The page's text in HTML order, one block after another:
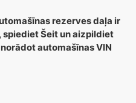
rezerves daļa ir
spiediet Šeit un aizpildiet
norādot automašīnas VIN